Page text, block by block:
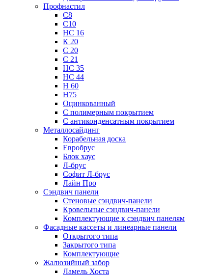
Профнастил
С8
С10
НС 16
К 20
С 20
С 21
НС 35
НС 44
Н 60
Н75
Оцинкованный
С полимерным покрытием
С антиконденсатным покрытием
Металлосайдинг
Корабельная доска
Евробрус
Блок хаус
Л-брус
Софит Л-брус
Лайн Про
Сэндвич панели
Стеновые сэндвич-панели
Кровельные сэндвич-панели
Комплектующие к сэндвич панелям
Фасадные кассеты и линеарные панели
Открытого типа
Закрытого типа
Комплектующие
Жалюзийный забор
Ламель Хоста